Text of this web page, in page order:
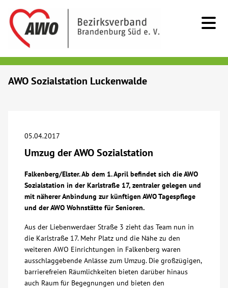
Beratung & Hilfe
Begegnung
Über uns
Veranstaltungen
AWO Sozialstation Luckenwalde
05.04.2017
Umzug der AWO Sozialstation
Falkenberg/Elster. Ab dem 1. April befindet sich die AWO
Sozialstation in der Karlstraße 17, zentraler gelegen und
mit näherer Anbindung zur künftigen AWO Tagespflege
und der AWO Wohnstätte für Senioren.
Aus der Liebenwerdaer Straße 3 zieht das Team nun in
die Karlstraße 17. Mehr Platz und die Nähe zu den
weiteren AWO Einrichtungen in Falkenberg waren
ausschlaggebende Anlässe zum Umzug. Die großzügigen,
barrierefreien Räumlichkeiten bieten darüber hinaus
auch Raum für Begegnungen und bieten den